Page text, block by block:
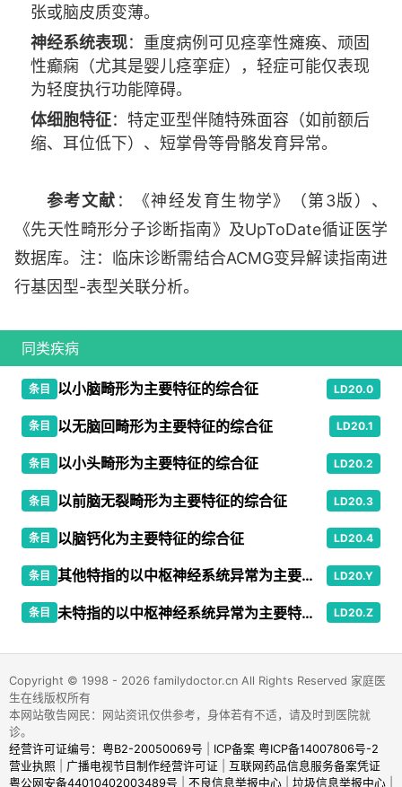
张或脑皮质变薄。
神经系统表现：重度病例可见痉挛性瘫痪、顽固
性癫痫（尤其是婴儿痉挛症），轻症可能仅表现
为轻度执行功能障碍。
体细胞特征：特定亚型伴随特殊面容（如前额后
缩、耳位低下）、短掌骨等骨骼发育异常。
参考文献 ：《神经发育生物学》（第3版）、
《先天性畸形分子诊断指南》及UpToDate循证医学
数据库。注：临床诊断需结合ACMG变异解读指南进
行基因型-表型关联分析。
同类疾病
条目 以小脑畸形为主要特征的综合征 LD20.0
条目 以无脑回畸形为主要特征的综合征 LD20.1
条目 以小头畸形为主要特征的综合征 LD20.2
条目 以前脑无裂畸形为主要特征的综合征 LD20.3
条目 以脑钙化为主要特征的综合征 LD20.4
条目 其他特指的以中枢神经系统异常为主要特征的综合征 LD20.Y
条目 未特指的以中枢神经系统异常为主要特征的综合征 LD20.Z
Copyright © 1998 - 2026 familydoctor.cn All Rights Reserved 家庭医
生在线版权所有
本网站敬告网民：网站资讯仅供参考，身体若有不适，请及时到医院就
诊。
经营许可证编号：粤B2-20050069号
ICP备案 粤ICP备14007806号-2
营业执照
广播电视节目制作经营许可证
互联网药品信息服务备案凭证
粤公网安备44010402003489号
不良信息举报中心| 垃圾信息举报中心|